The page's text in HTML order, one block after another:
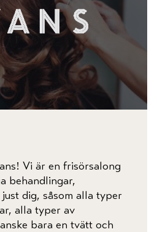
Vi är en frisörsalong
behandlingar,
dig, såsom alla typer
alla typer av
bara en tvätt och